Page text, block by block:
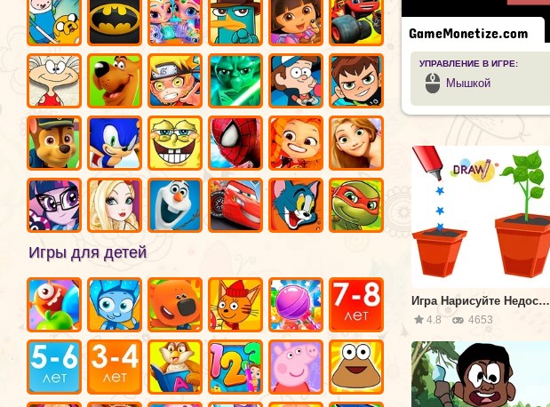
Игры для детей
УПРАВЛЕНИЕ В ИГРЕ:
Мышкой
Игра Нарисуйте Недостающую Часть Головоломки
4.8 4653